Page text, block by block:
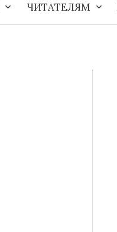
ЧИТАТЕЛЯМ